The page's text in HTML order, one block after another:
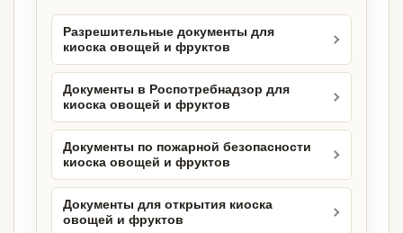
Разрешительные документы для
киоска овощей и фруктов
Документы в Роспотребнадзор для
киоска овощей и фруктов
Документы по пожарной безопасности
киоска овощей и фруктов
Документы для открытия киоска
овощей и фруктов